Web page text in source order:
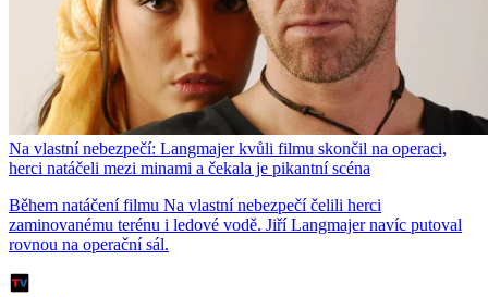
Na vlastní nebezpečí: Langmajer kvůli filmu skončil na operaci,
herci natáčeli mezi minami a čekala je pikantní scéna
Během natáčení filmu Na vlastní nebezpečí čelili herci
zaminovanému terénu i ledové vodě. Jiří Langmajer navíc putoval
rovnou na operační sál.